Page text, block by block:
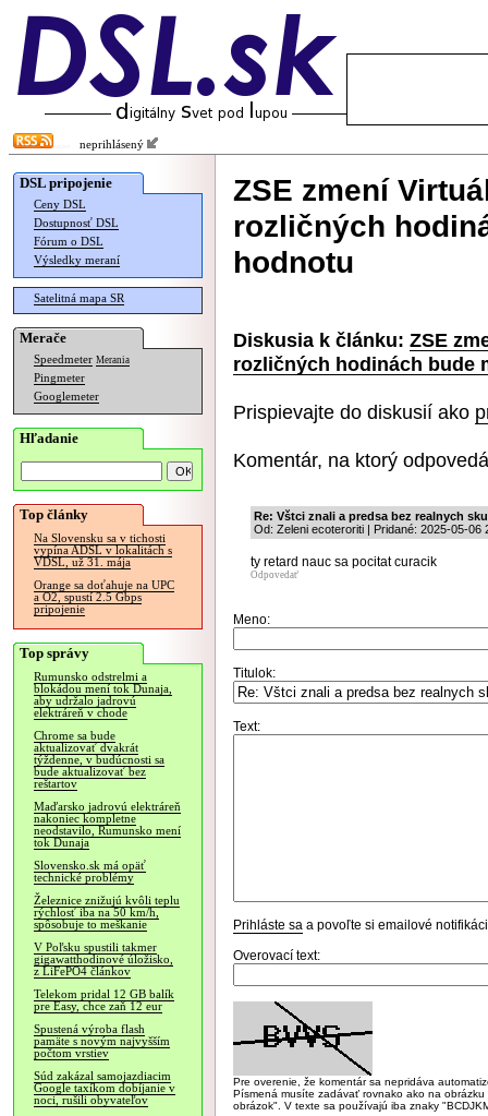
neprihlásený
DSL pripojenie
Ceny DSL
Dostupnosť DSL
Fórum o DSL
Výsledky meraní
Satelitná mapa SR
Merače
Speedmeter Merania
Pingmeter
Googlemeter
Hľadanie
Top články
Na Slovensku sa v tichosti
vypína ADSL v lokalitách s
VDSL, už 31. mája
Orange sa doťahuje na UPC
a O2, spustí 2.5 Gbps
pripojenie
Top správy
Rumunsko odstrelmi a
blokádou mení tok Dunaja,
aby udržalo jadrovú
elektráreň v chode
Chrome sa bude
aktualizovať dvakrát
týždenne, v budúcnosti sa
bude aktualizovať bez
reštartov
Maďarsko jadrovú elektráreň
nakoniec kompletne
neodstavilo, Rumunsko mení
tok Dunaja
Slovensko.sk má opäť
technické problémy
Železnice znižujú kvôli teplu
rýchlosť iba na 50 km/h,
spôsobuje to meškanie
V Poľsku spustili takmer
gigawatthodinové úložisko,
z LiFePO4 článkov
Telekom pridal 12 GB balík
pre Easy, chce zaň 12 eur
Spustená výroba flash
pamäte s novým najvyšším
počtom vrstiev
Súd zakázal samojazdiacim
Google taxíkom dobíjanie v
noci, rušili obyvateľov
ZSE zmení
rozličných
hodnotu
Diskusia k článku: ZSE
rozličných hodinách bude
Prispievajte do diskusií ako
Komentár, na ktorý
Re: Vštci znali a predsa bez realnych
Od: Zeleni ecoteroriti | Pridané: 2025-05-06
ty retard nauc sa pocitat curacik
Odpovedať
Meno:
Titulok:
Text:
Prihláste sa a povoľte si emailové
Overovací text:
Pre overenie, že komentár sa nepridáva
Písmená musíte zadávať rovnako ako na
obrázok". V texte sa používajú iba znaky